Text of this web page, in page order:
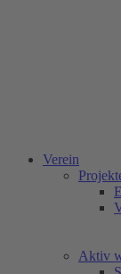
Verein
Aktiv